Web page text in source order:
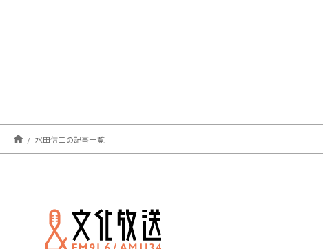
水田信二の記事一覧